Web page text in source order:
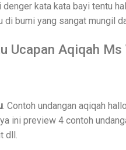
kata kata bayi tentu
bumi yang sangat mungil
Ucapan Aqiqah Ms
. Contoh undangan aqiqah
ini preview 4 contoh
dll.